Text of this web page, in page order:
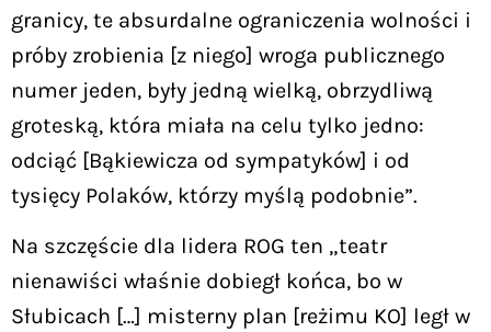
granicy, te absurdalne ograniczenia wolności i
próby zrobienia [z niego] wroga publicznego
numer jeden, były jedną wielką, obrzydliwą
groteską, która miała na celu tylko jedno:
odciąć [Bąkiewicza od sympatyków] i od
tysięcy Polaków, którzy myślą podobnie”.
Na szczęście dla lidera ROG ten „teatr
nienawiści właśnie dobiegł końca, bo w
Słubicach […] misterny plan [reżimu KO] legł w